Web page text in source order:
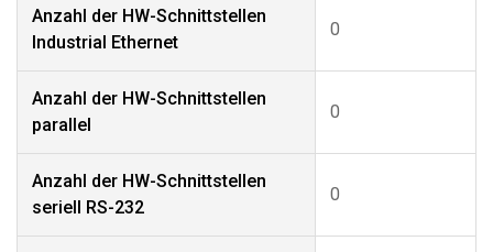
Anzahl der HW-Schnittstellen
Industrial Ethernet
0
Anzahl der HW-Schnittstellen
parallel
0
Anzahl der HW-Schnittstellen
seriell RS-232
0